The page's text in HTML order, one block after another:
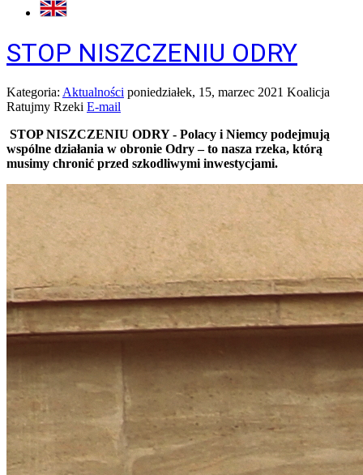
STOP NISZCZENIU ODRY
Kategoria: Aktualności poniedziałek, 15, marzec 2021 Koalicja
Ratujmy Rzeki E-mail
STOP NISZCZENIU ODRY - Polacy i Niemcy podejmują
wspólne działania w obronie Odry – to nasza rzeka, którą
musimy chronić przed szkodliwymi inwestycjami.